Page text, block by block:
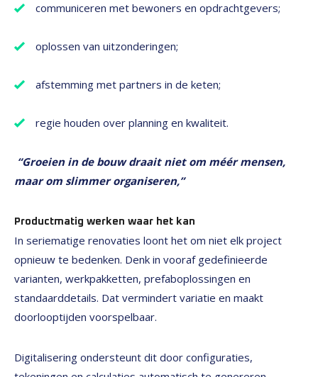
communiceren met bewoners en opdrachtgevers;
oplossen van uitzonderingen;
afstemming met partners in de keten;
regie houden over planning en kwaliteit.
“Groeien in de bouw draait niet om méér mensen,
maar om slimmer organiseren,”
Productmatig werken waar het kan
In seriematige renovaties loont het om niet elk project
opnieuw te bedenken. Denk in vooraf gedefinieerde
varianten, werkpakketten, prefaboplossingen en
standaarddetails. Dat vermindert variatie en maakt
doorlooptijden voorspelbaar.
Digitalisering ondersteunt dit door configuraties,